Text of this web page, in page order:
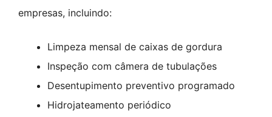
empresas, incluindo:
Limpeza mensal de caixas de gordura
Inspeção com câmera de tubulações
Desentupimento preventivo programado
Hidrojateamento periódico